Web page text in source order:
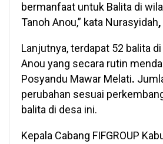
bermanfaat untuk Balita di
Tanoh Anou,” kata Nurasyidah,
Lanjutnya, terdapat 52 balita
Anou yang secara rutin
Posyandu Mawar Melati.
perubahan sesuai
balita di desa ini.
Kepala Cabang FIFGROUP